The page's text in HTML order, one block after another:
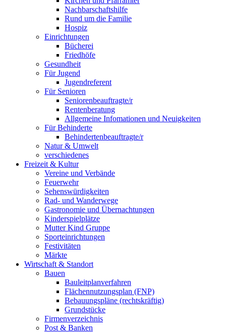
Nachbarschaftshilfe
Rund um die Familie
Hospiz
Einrichtungen
Bücherei
Friedhöfe
Gesundheit
Für Jugend
Jugendreferent
Für Senioren
Seniorenbeauftragte/r
Rentenberatung
Allgemeine Infomationen und Neuigkeiten
Für Behinderte
Behindertenbeauftragte/r
Natur & Umwelt
verschiedenes
Freizeit & Kultur
Vereine und Verbände
Feuerwehr
Sehenswürdigkeiten
Rad- und Wanderwege
Gastronomie und Übernachtungen
Kinderspielplätze
Mutter Kind Gruppe
Sporteinrichtungen
Festivitäten
Märkte
Wirtschaft & Standort
Bauen
Bauleitplanverfahren
Flächennutzungsplan (FNP)
Bebauungspläne (rechtskräftig)
Grundstücke
Firmenverzeichnis
Post & Banken